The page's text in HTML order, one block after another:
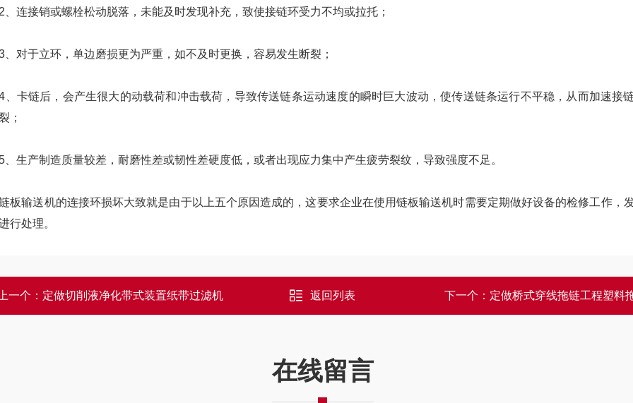
接销或螺栓松动脱落，未能及时发现补充，致使接链环受力不均或拉托；
于立环，单边磨损更为严重，如不及时更换，容易发生断裂；
链后，会产生很大的动载荷和冲击载荷，导致传送链条运动速度的瞬时巨大波动，使传送链条运行不平稳，从而加速接
；
产制造质量较差，耐磨性差或韧性差硬度低，或者出现应力集中产生疲劳裂纹，导致强度不足。
送机的连接环损坏大致就是由于以上五个原因造成的，这要求企业在使用链板输送机时需要定期做好设备的检修工作，
行处理。
一个： 定做切削液净化带式装置纸带过滤机 返回列表 下一个： 定做桥式穿线拖链工程塑料
在线留言